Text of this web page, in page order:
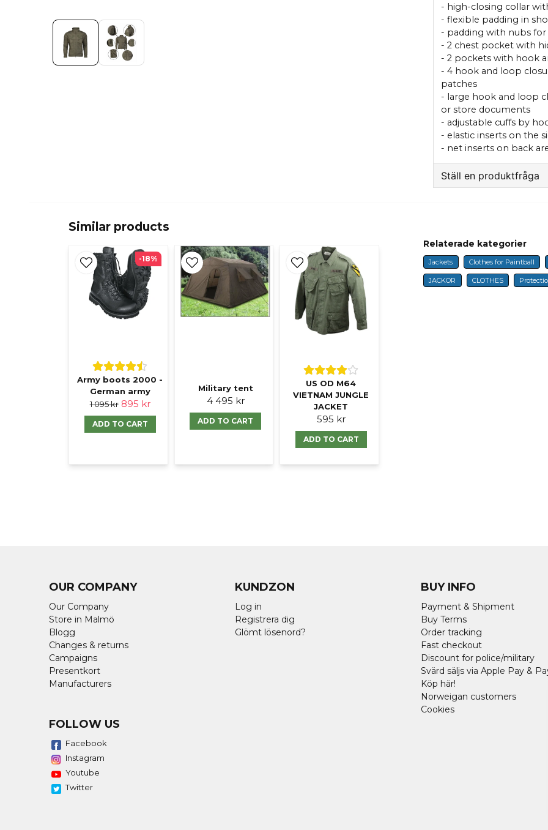
- high-closing collar
- flexible padding in
- padding with nubs
- 2 chest pocket with
- 2 pockets with hook
- 4 hook and loop
patches
- large hook and loop
or store documents
- adjustable cuffs by
- elastic inserts on the
- net inserts on back
Ställ en produktfråga
name
Name
Similar products
Army boots 2000 -
German army
1 095 kr 895 kr
ADD TO CART
-18%
Military tent
4 495 kr
ADD TO CART
US OD M64
VIETNAM JUNGLE
JACKET
595 kr
ADD TO CART
Relaterade kategorier
Jackets Clothes for Paintball
JACKOR CLOTHES
OUR COMPANY
Our Company
Store in Malmö
Blogg
Changes & returns
Campaigns
Presentkort
Manufacturers
KUNDZON
Log in
Registrera dig
Glömt lösenord?
BUY INFO
Payment & Shipment
Buy Terms
Order tracking
Fast checkout
Discount for police/military
Svärd säljs via Apple Pay &
Köp här!
Norweigan customers
Cookies
FOLLOW US
Facebook
Instagram
Youtube
Twitter